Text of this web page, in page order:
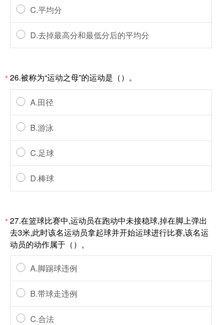
C.平均分
D.去掉最高分和最低分后的平均分
*26.被称为“运动之母”的运动是（）。
A.田径
B.游泳
C.足球
D.棒球
*27.在篮球比赛中,运动员在跑动中未接稳球,掉在脚上弹出
去3米,此时该名运动员拿起球并开始运球进行比赛,该名运
动员的动作属于（）。
A.脚踢球违例
B.带球走违例
C.合法